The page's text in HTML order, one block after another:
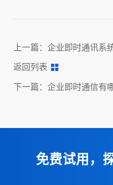
上一篇：企业即时通讯系
返回列表
下一篇：企业即时通信有
免费试用，